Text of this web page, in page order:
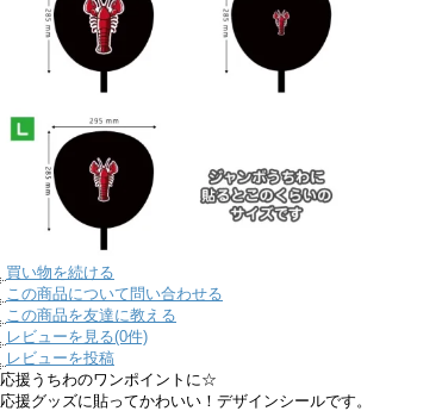
買い物を続ける
この商品について問い合わせる
この商品を友達に教える
レビューを見る(0件)
レビューを投稿
応援うちわのワンポイントに☆
応援グッズに貼ってかわいい！デザインシールです。